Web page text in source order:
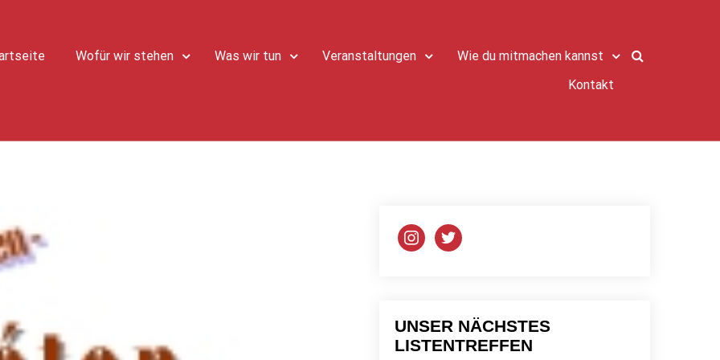
Wofür wir stehen Was wir tun Veranstaltungen
Wie du mitmachen kannst
Kontakt
instagram
twitter
UNSER NÄCHSTES
LISTENTREFFEN